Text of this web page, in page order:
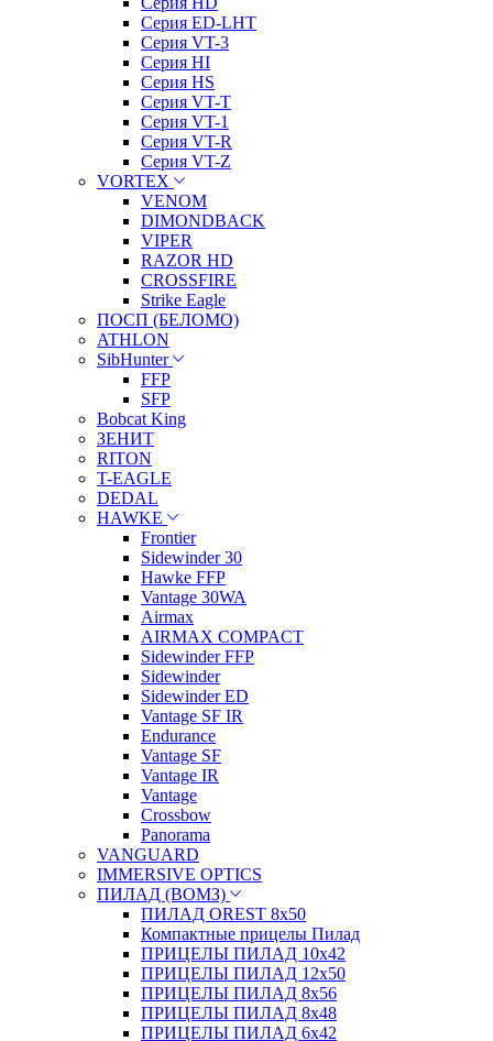
Серия ED-LHT
Серия VT-3
Серия HI
Серия HS
Серия VT-T
Серия VT-1
Серия VT-R
Серия VT-Z
VORTEX
VENOM
DIMONDBACK
VIPER
RAZOR HD
CROSSFIRE
Strike Eagle
ПОСП (БЕЛОМО)
ATHLON
SibHunter
FFP
SFP
Bobcat King
ЗЕНИТ
RITON
T-EAGLE
DEDAL
HAWKE
Frontier
Sidewinder 30
Hawke FFP
Vantage 30WA
Airmax
AIRMAX COMPACT
Sidewinder FFP
Sidewinder
Sidewinder ED
Vantage SF IR
Endurance
Vantage SF
Vantage IR
Vantage
Crossbow
Panorama
VANGUARD
IMMERSIVE OPTICS
ПИЛАД (ВОМЗ)
ПИЛАД OREST 8х50
Компактные прицелы Пилад
ПРИЦЕЛЫ ПИЛАД 10х42
ПРИЦЕЛЫ ПИЛАД 12х50
ПРИЦЕЛЫ ПИЛАД 8х56
ПРИЦЕЛЫ ПИЛАД 8х48
ПРИЦЕЛЫ ПИЛАД 6х42